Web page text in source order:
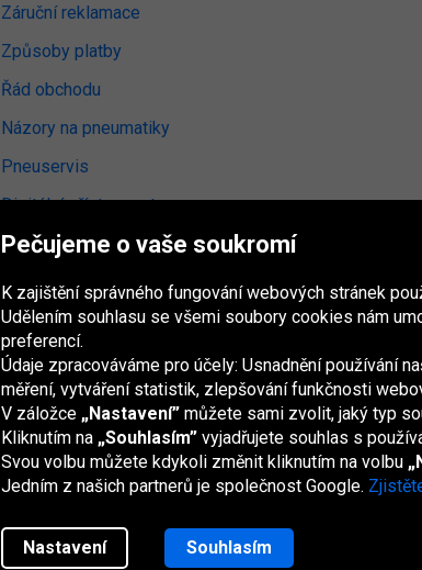
Záruční reklamace
Způsoby platby
Řád obchodu
Názory na pneumatiky
Pneuservis
Digitální přístupnost
Skupina Oponeo
Belgique Deutschland Éire España France Italia
Pečujeme o vaše soukromí
K zajištění správného fungování webových stránek
Udělením souhlasu se všemi soubory cookies nám
preferencí.
Údaje zpracováváme pro účely: Usnadnění používání
měření, vytváření statistik, zlepšování funkčnosti
V záložce „Nastavení” můžete sami zvolit, jaký typ
Kliknutím na „Souhlasím” vyjadřujete souhlas s
Svou volbu můžete kdykoli změnit kliknutím na volbu
Jedním z našich partnerů je společnost Google.
Nastavení Souhlasím